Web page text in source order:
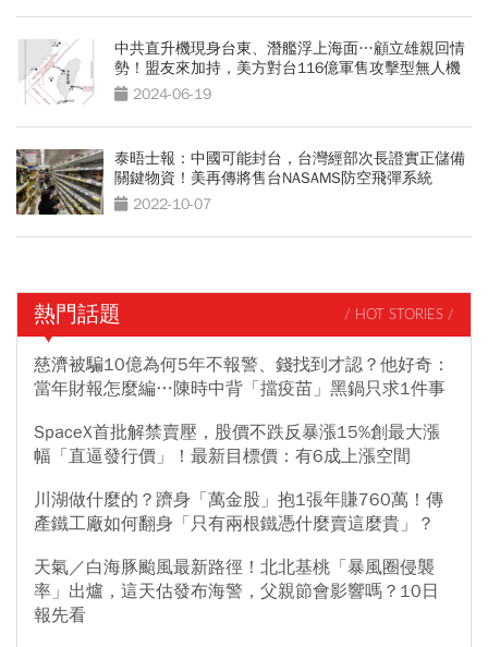
中共直升機現身台東、潛艦浮上海面…顧立雄親回情
勢！盟友來加持，美方對台116億軍售攻擊型無人機
2024-06-19
泰晤士報：中國可能封台，台灣經部次長證實正儲備
關鍵物資！美再傳將售台NASAMS防空飛彈系統
2022-10-07
熱門話題 / HOT STORIES /
慈濟被騙10億為何5年不報警、錢找到才認？他好奇：
當年財報怎麼編…陳時中背「擋疫苗」黑鍋只求1件事
SpaceX首批解禁賣壓，股價不跌反暴漲15%創最大漲
幅「直逼發行價」！最新目標價：有6成上漲空間
川湖做什麼的？躋身「萬金股」抱1張年賺760萬！傳
產鐵工廠如何翻身「只有兩根鐵憑什麼賣這麼貴」？
天氣／白海豚颱風最新路徑！北北基桃「暴風圈侵襲
率」出爐，這天估發布海警，父親節會影響嗎？10日
報先看